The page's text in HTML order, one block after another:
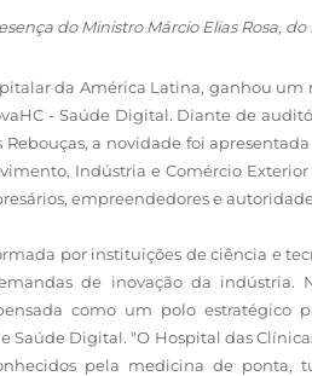
do Ministro Márcio Elias Rosa, do
da América Latina, ganhou
- Saúde Digital. Diante de
Rebouças, a novidade foi
Indústria e Comércio Exterior
empreendedores e
por instituições de ciência e
de inovação da indústria.
como um polo estratégico
Digital. "O Hospital das
pela medicina de ponta,